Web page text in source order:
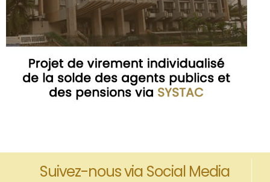
Suivez-nous via Social Media